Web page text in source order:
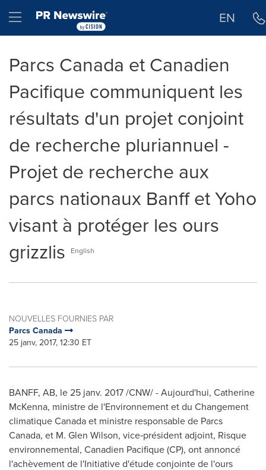
Hamburger menu EN
Parcs Canada et Canadien
Pacifique communiquent les
résultats d'un projet conjoint
de recherche pluriannuel -
Projet de recherche aux
parcs nationaux Banff et Yoho
visant à protéger les ours
grizzlis
English
NOUVELLES FOURNIES PAR
Parcs Canada
25 janv, 2017, 12:30 ET
BANFF, AB, le 25 janv. 2017 /CNW/ - Aujourd'hui, Catherine
McKenna, ministre de l'Environnement et du Changement
climatiqueCanadaet ministre responsable de Parcs
Canada, et M. Glen Wilson, vice‑président adjoint, Risque
environnemental, Canadien Pacifique (CP), ont annoncé
l'achèvement de l'Initiative d'étude conjointe de l'ours